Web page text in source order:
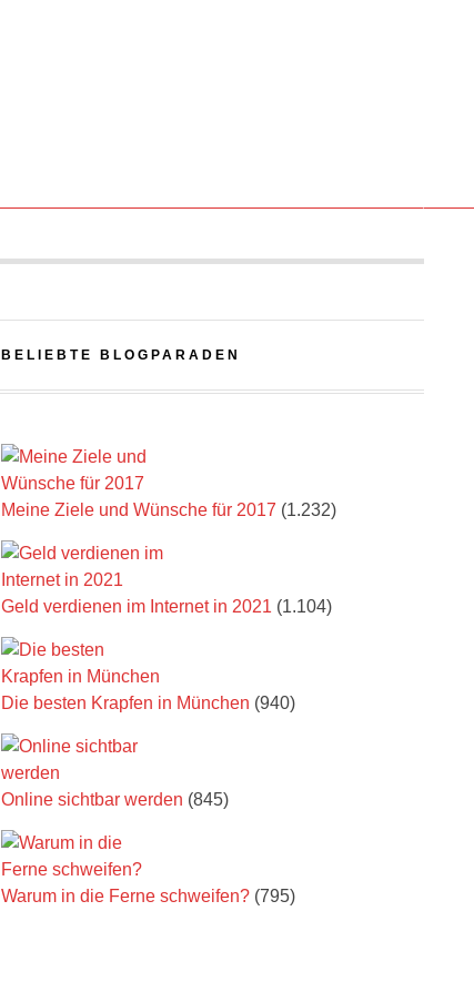
BELIEBTE BLOGPARADEN
Meine Ziele und Wünsche für 2017 (1.232)
Geld verdienen im Internet in 2021 (1.104)
Die besten Krapfen in München (940)
Online sichtbar werden (845)
Warum in die Ferne schweifen? (795)